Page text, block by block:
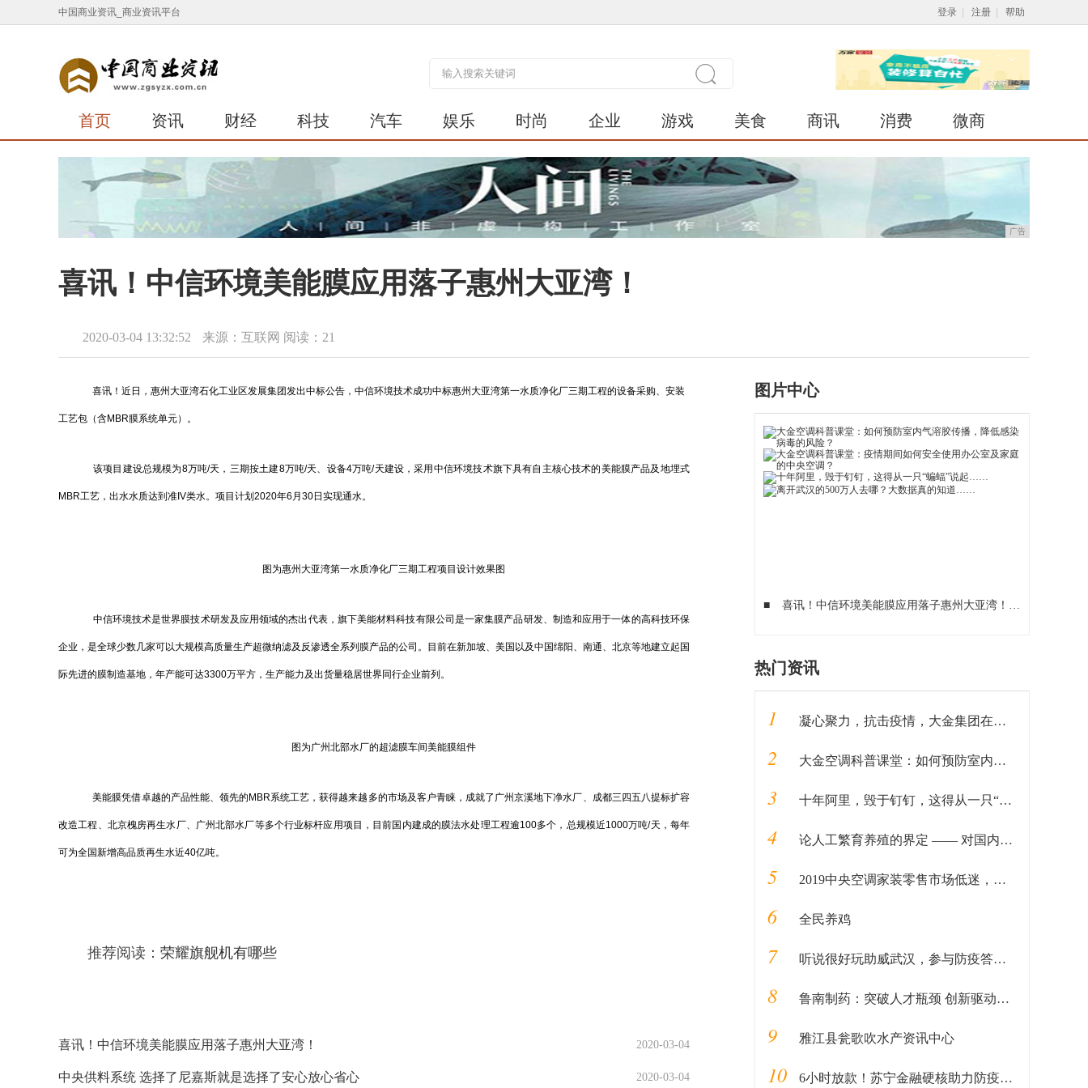
中国商业资讯_商业资讯平台 登录 注册 帮助
首页 资讯 财经 科技 汽车 娱乐 时尚 企业 游戏 美食 商讯 消费 微商
广告
喜讯！中信环境美能膜应用落子惠州大亚湾！
2020-03-04 13:32:52 来源：互联网 阅读：21
喜讯！近日，惠州大亚湾石化工业区发展集团发出中标公告，中信环境技术成功中标惠州大亚湾第一水质净化厂三期工程的设备采购、安装
工艺包（含MBR膜系统单元）。
该项目建设总规模为8万吨/天，三期按土建8万吨/天、设备4万吨/天建设，采用中信环境技术旗下具有自主核心技术的美能膜产品及地埋式
MBR工艺，出水水质达到准IV类水。项目计划2020年6月30日实现通水。
图为惠州大亚湾第一水质净化厂三期工程项目设计效果图
中信环境技术是世界膜技术研发及应用领域的杰出代表，旗下美能材料科技有限公司是一家集膜产品研发、制造和应用于一体的高科技环保
企业，是全球少数几家可以大规模高质量生产超微纳滤及反渗透全系列膜产品的公司。目前在新加坡、美国以及中国绵阳、南通、北京等地建立起国
际先进的膜制造基地，年产能可达3300万平方，生产能力及出货量稳居世界同行企业前列。
图为广州北部水厂的超滤膜车间美能膜组件
美能膜凭借卓越的产品性能、领先的MBR系统工艺，获得越来越多的市场及客户青睐，成就了广州京溪地下净水厂、成都三四五八提标扩容
改造工程、北京槐房再生水厂、广州北部水厂等多个行业标杆应用项目，目前国内建成的膜法水处理工程逾100多个，总规模近1000万吨/天，每年
可为全国新增高品质再生水近40亿吨。
推荐阅读： 荣耀旗舰机有哪些
2020-03-04
喜讯！中信环境美能膜应用落子惠州大亚湾！
2020-03-04
中央供料系统 选择了尼嘉斯就是选择了安心放心省心
图片中心
■ 喜讯！中信环境美能膜应用落子惠州大亚湾！ ■
热门资讯
1 凝心聚力，抗击疫情，大金集团在行动
2 大金空调科普课堂：如何预防室内气溶胶传播，降低感染病毒的风险？
3 十年阿里，毁于钉钉，这得从一只“蝙蝠”说起……
4 论人工繁育养殖的界定 —— 对国内黑斑蛙养殖现状的思考
5 2019中央空调家装零售市场低迷，大金空调为何仍具有领先优势？
6 全民养鸡
7 听说很好玩助威武汉，参与防疫答题送888元红包
8 鲁南制药：突破人才瓶颈 创新驱动发展
9 雅江县瓮歌吹水产资讯中心
10 6小时放款！苏宁金融硬核助力防疫物资生产企业复工